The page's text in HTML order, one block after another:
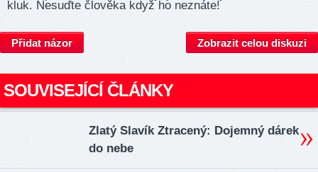
kluk. Nesuďte člověka když ho neznáte!
Přidat názor Zobrazit celou diskuzi
SOUVISEJÍCÍ ČLÁNKY
Zlatý Slavík Ztracený: Dojemný dárek
do nebe